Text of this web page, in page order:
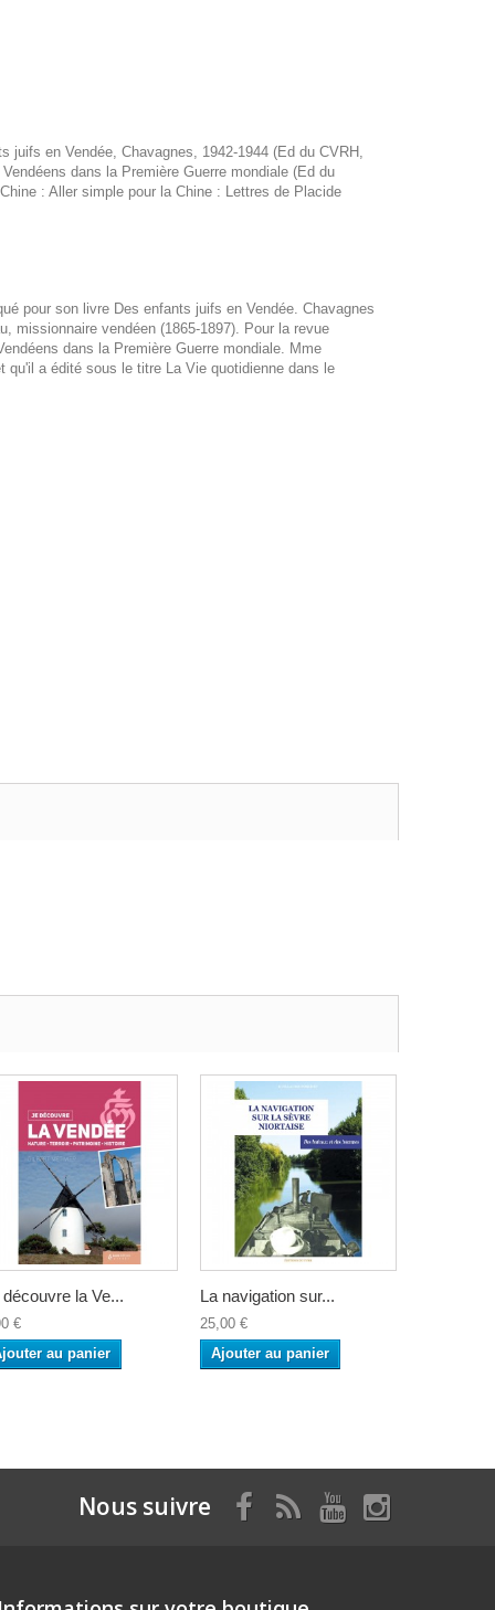
en Vendée, Chavagnes, 1942-1944 (Ed du CVRH,
dans la Première Guerre mondiale (Ed du
: Aller simple pour la Chine : Lettres de Placide
pour son livre Des enfants juifs en Vendée. Chavagnes
missionnaire vendéen (1865-1897). Pour la revue
dans la Première Guerre mondiale. Mme
qu'il a édité sous le titre La Vie quotidienne dans le
la Ve...
€
au panier
La navigation sur...
25,00 €
Ajouter au panier
Nous suivre